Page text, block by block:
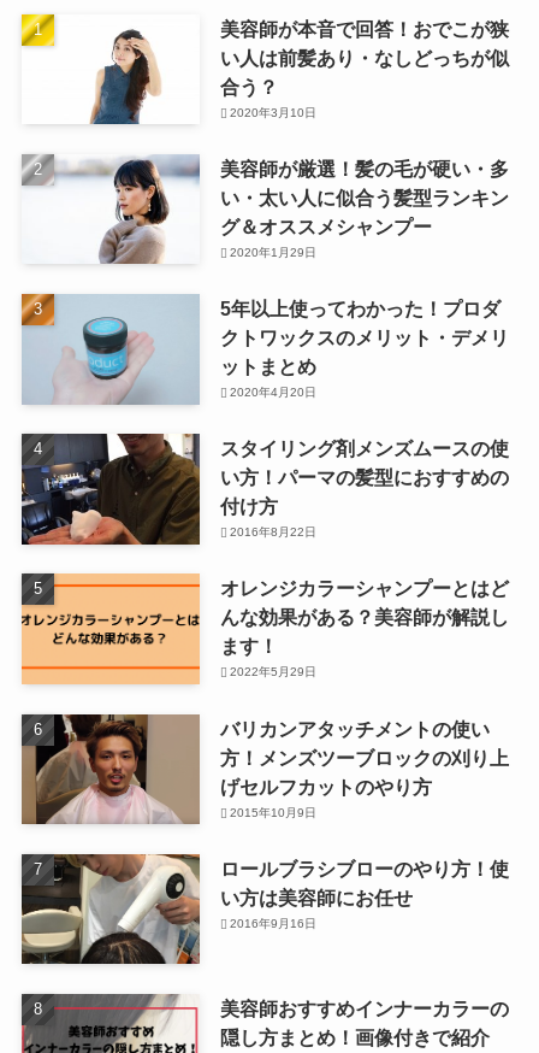
美容師が本音で回答！おでこが狭
い人は前髪あり・なしどっちが似
合う？
2020年3月10日
美容師が厳選！髪の毛が硬い・多
い・太い人に似合う髪型ランキン
グ＆オススメシャンプー
2020年1月29日
5年以上使ってわかった！プロダ
クトワックスのメリット・デメリ
ットまとめ
2020年4月20日
スタイリング剤メンズムースの使
い方！パーマの髪型におすすめの
付け方
2016年8月22日
オレンジカラーシャンプーとはど
んな効果がある？美容師が解説し
ます！
2022年5月29日
バリカンアタッチメントの使い
方！メンズツーブロックの刈り上
げセルフカットのやり方
2015年10月9日
ロールブラシブローのやり方！使
い方は美容師にお任せ
2016年9月16日
美容師おすすめインナーカラーの
隠し方まとめ！画像付きで紹介